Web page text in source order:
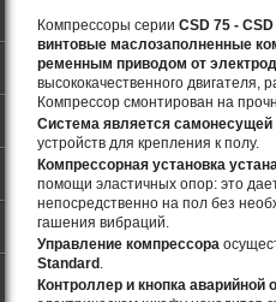
Компрессоры серии CSD 75 -
винтовые маслозаполненные
ременным приводом от
высококачественного
Компрессор смонтирован на
Система является самонесущей
устройств для крепления к полу.
Компрессорная установка
помощи эластичных опор: это
непосредственно на пол без
гашения вибраций.
Управление компрессора
Standard .
Контроллер и кнопка аварийной